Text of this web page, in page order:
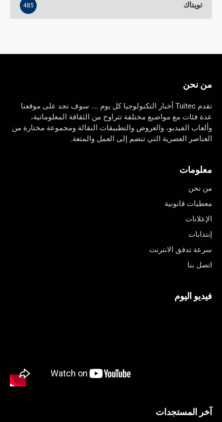
تويتاك 485
من نحن
تقدم Tuitec أخبار التكنولوجيا كل يوم …. سوف تجد على موقعنا
عدة فئات مع مواضيع مختلفة تتراوح من الثقافة المعلوماتية،
وألعاب الفيديو، والعروض والتطبيقات النقالة ومجموعة مختارة من
العناصر العصرية التي تنضم إلى العمل والمتعة.
معلومات
من نحن
معطيات قانونية
الإعلانات
إنتدابات
سرعة تدفق الانترنت
اتصل بنا
فيديو اليوم
آخر المستجدات